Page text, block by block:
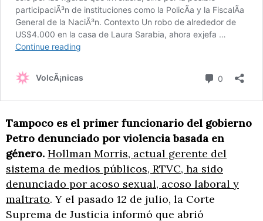
Tampoco es el primer funcionario del gobierno
Petro denunciado por violencia basada en
género. Hollman Morris, actual gerente del
sistema de medios públicos, RTVC, ha sido
denunciado por acoso sexual, acoso laboral y
maltrato. Y el pasado 12 de julio, la Corte
Suprema de Justicia informó que abrió